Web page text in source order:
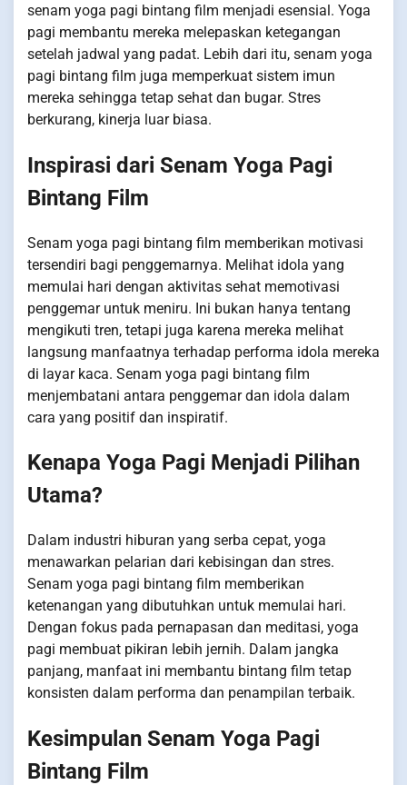
senam yoga pagi bintang film menjadi esensial. Yoga
pagi membantu mereka melepaskan ketegangan
setelah jadwal yang padat. Lebih dari itu, senam yoga
pagi bintang film juga memperkuat sistem imun
mereka sehingga tetap sehat dan bugar. Stres
berkurang, kinerja luar biasa.
Inspirasi dari Senam Yoga Pagi
Bintang Film
Senam yoga pagi bintang film memberikan motivasi
tersendiri bagi penggemarnya. Melihat idola yang
memulai hari dengan aktivitas sehat memotivasi
penggemar untuk meniru. Ini bukan hanya tentang
mengikuti tren, tetapi juga karena mereka melihat
langsung manfaatnya terhadap performa idola mereka
di layar kaca. Senam yoga pagi bintang film
menjembatani antara penggemar dan idola dalam
cara yang positif dan inspiratif.
Kenapa Yoga Pagi Menjadi Pilihan
Utama?
Dalam industri hiburan yang serba cepat, yoga
menawarkan pelarian dari kebisingan dan stres.
Senam yoga pagi bintang film memberikan
ketenangan yang dibutuhkan untuk memulai hari.
Dengan fokus pada pernapasan dan meditasi, yoga
pagi membuat pikiran lebih jernih. Dalam jangka
panjang, manfaat ini membantu bintang film tetap
konsisten dalam performa dan penampilan terbaik.
Kesimpulan Senam Yoga Pagi
Bintang Film